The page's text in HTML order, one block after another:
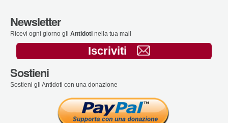
Newsletter
Ricevi ogni giorno gli Antidoti nella tua mail
Iscriviti
Sostieni
Sostieni gli Antidoti con una donazione